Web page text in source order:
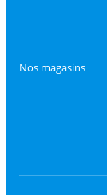
Nos magasins